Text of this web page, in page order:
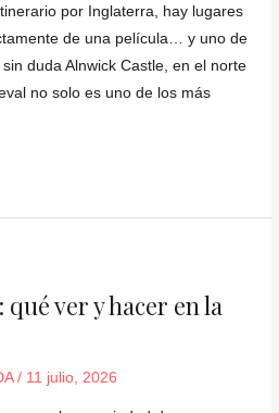
por Inglaterra, hay lugares
de una película… y uno de
duda Alnwick Castle, en el norte
no solo es uno de los más
ver y hacer en la
/ 11 julio, 2026